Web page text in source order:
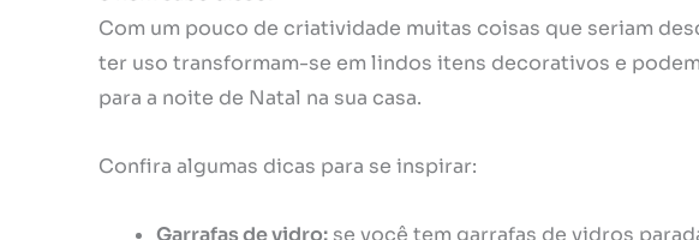
Com um pouco de criatividade muitas coisas que seriam
ter uso transformam-se em lindos itens decorativos e
para a noite de Natal na sua casa.
Confira algumas dicas para se inspirar:
Garrafas de vidro: se você tem garrafas de vidros